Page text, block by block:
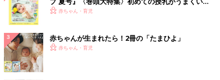
花や雑草、落ち葉、枝、どんぐりなどを拾って、水に入れてみま
しょう。毎日自然の中で見慣れたものが凍っている様は子どもの
好奇心をくすぐります。
く！ おっぱい・ミルクの基本と夏のトラブル 解決テ
赤ちゃん・育児
赤ちゃんが生まれたら！2冊の「たまひよ」
赤ちゃん・育児